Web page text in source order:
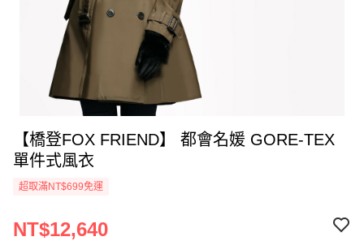
【橋登FOX FRIEND】 都會名媛 GORE-TEX
單件式風衣
超取滿NT$699免運
NT$12,640